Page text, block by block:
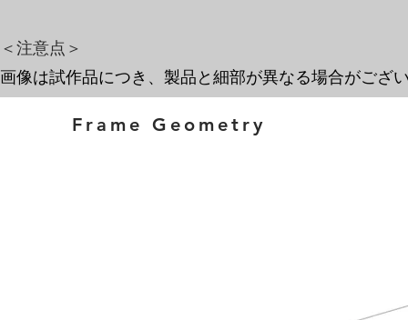
​＜注意点＞
画像は試作品につき、製品と細部が異なる場合がござ
Frame Geometry